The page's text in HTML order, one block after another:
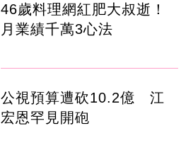
46歲料理網紅肥大叔逝！
月業績千萬3心法
公視預算遭砍10.2億 江
宏恩罕見開砲